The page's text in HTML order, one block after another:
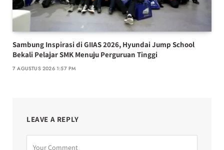
Sambung Inspirasi di GIIAS 2026, Hyundai Jump School
Bekali Pelajar SMK Menuju Perguruan Tinggi
7 AGUSTUS 2026 1:57 PM
LEAVE A REPLY